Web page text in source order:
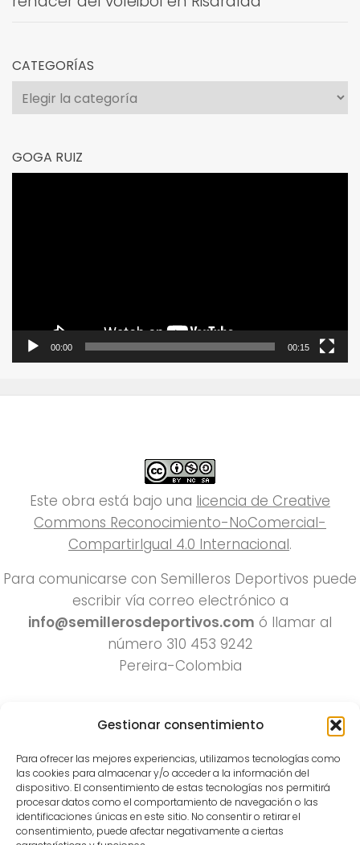
Gestionar consentimiento
Para ofrecer las mejores experiencias, utilizamos tecnologías como
las cookies para almacenar y/o acceder a la información del
dispositivo. El consentimiento de estas tecnologías nos permitirá
procesar datos como el comportamiento de navegación o las
identificaciones únicas en este sitio. No consentir o retirar el
consentimiento, puede afectar negativamente a ciertas
CATEGORÍAS
Categorías
GOGA RUIZ
00:00 00:15
Este obra está bajo una licencia de Creative
Commons Reconocimiento-NoComercial-
CompartirIgual 4.0 Internacional.
Para comunicarse con Semilleros Deportivos puede
escribir vía correo electrónico a
info@semillerosdeportivos.com ó llamar al
número 310 453 9242
Pereira-Colombia
Todos los derechos reservados 2022.
Funciona con - Diseñado con el